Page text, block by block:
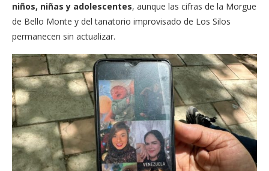
niños, niñas y adolescentes, aunque las cifras de la Morgue
de Bello Monte y del tanatorio improvisado de Los Silos
permanecen sin actualizar.